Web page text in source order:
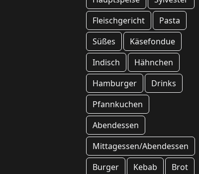
Fleischgericht
Pasta
Süßes
Käsefondue
Indisch
Hähnchen
Hamburger
Drinks
Pfannkuchen
Abendessen
Mittagessen/Abendessen
Burger
Kebab
Brot